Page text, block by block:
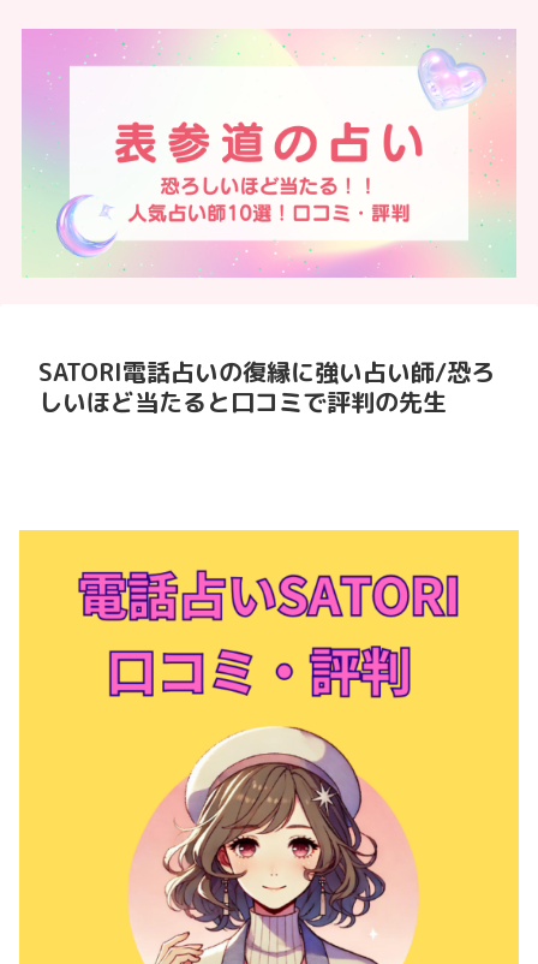
SATORI電話占いの復縁に強い占い師/恐ろ
しいほど当たると口コミで評判の先生